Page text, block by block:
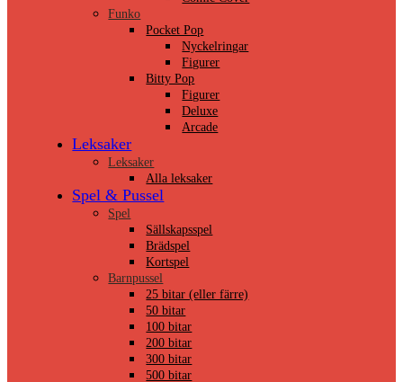
Funko
Pocket Pop
Nyckelringar
Figurer
Bitty Pop
Figurer
Deluxe
Arcade
Leksaker
Leksaker
Alla leksaker
Spel & Pussel
Spel
Sällskapsspel
Brädspel
Kortspel
Barnpussel
25 bitar (eller färre)
50 bitar
100 bitar
200 bitar
300 bitar
500 bitar